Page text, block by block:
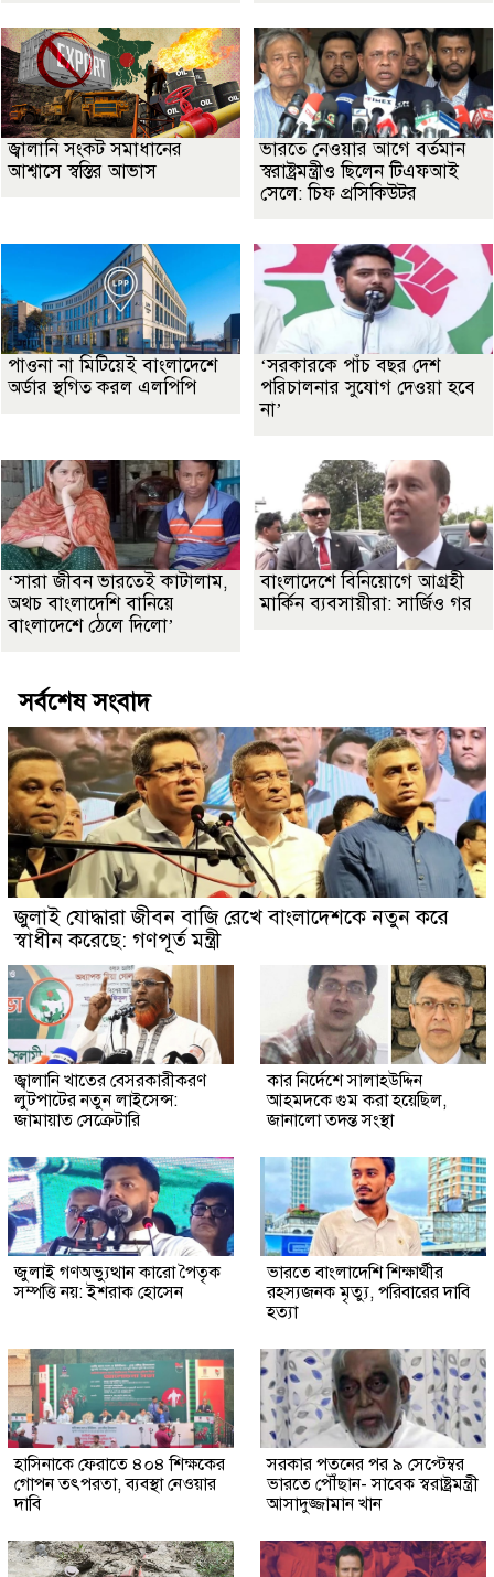
জ্বালানি সংকট সমাধানের
আশ্বাসে স্বস্তির আভাস
ভারতে নেওয়ার আগে বর্তমান
স্বরাষ্ট্রমন্ত্রীও ছিলেন টিএফআই
সেলে: চিফ প্রসিকিউটর
পাওনা না মিটিয়েই বাংলাদেশে
অর্ডার স্থগিত করল এলপিপি
‘সরকারকে পাঁচ বছর দেশ
পরিচালনার সুযোগ দেওয়া হবে
না’
‘সারা জীবন ভারতেই কাটালাম,
অথচ বাংলাদেশি বানিয়ে
বাংলাদেশে ঠেলে দিলো’
বাংলাদেশে বিনিয়োগে আগ্রহী
মার্কিন ব্যবসায়ীরা: সার্জিও গর
সর্বশেষ সংবাদ
জুলাই যোদ্ধারা জীবন বাজি রেখে বাংলাদেশকে নতুন করে
স্বাধীন করেছে: গণপূর্ত মন্ত্রী
জ্বালানি খাতের বেসরকারীকরণ
লুটপাটের নতুন লাইসেন্স:
জামায়াত সেক্রেটারি
কার নির্দেশে সালাহউদ্দিন
আহমদকে গুম করা হয়েছিল,
জানালো তদন্ত সংস্থা
জুলাই গণঅভ্যুত্থান কারো পৈতৃক
সম্পত্তি নয়: ইশরাক হোসেন
ভারতে বাংলাদেশি শিক্ষার্থীর
রহস্যজনক মৃত্যু, পরিবারের দাবি
হত্যা
হাসিনাকে ফেরাতে ৪০৪ শিক্ষকের
গোপন তৎপরতা, ব্যবস্থা নেওয়ার
দাবি
সরকার পতনের পর ৯ সেপ্টেম্বর
ভারতে পৌঁছান- সাবেক স্বরাষ্ট্রমন্ত্রী
আসাদুজ্জামান খান